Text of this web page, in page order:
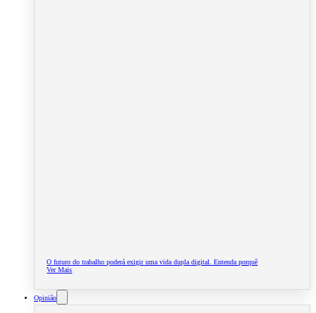
O futuro do trabalho poderá exigir uma vida dupla digital. Entenda porquê
Ver Mais
Opinião